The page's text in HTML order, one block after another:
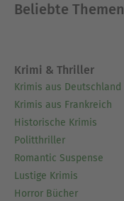
Beliebte Themen
Krimi & Thriller
Krimis aus Deutschland
Krimis aus Frankreich
Historische Krimis
Politthriller
Romantic Suspense
Lustige Krimis
Horror Bücher